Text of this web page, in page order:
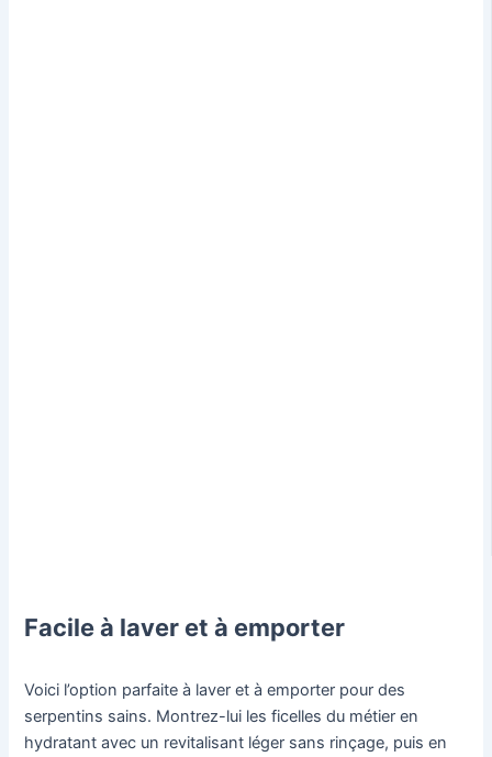
Facile à laver et à emporter
Voici l’option parfaite à laver et à emporter pour des
serpentins sains. Montrez-lui les ficelles du métier en
hydratant avec un revitalisant léger sans rinçage, puis en